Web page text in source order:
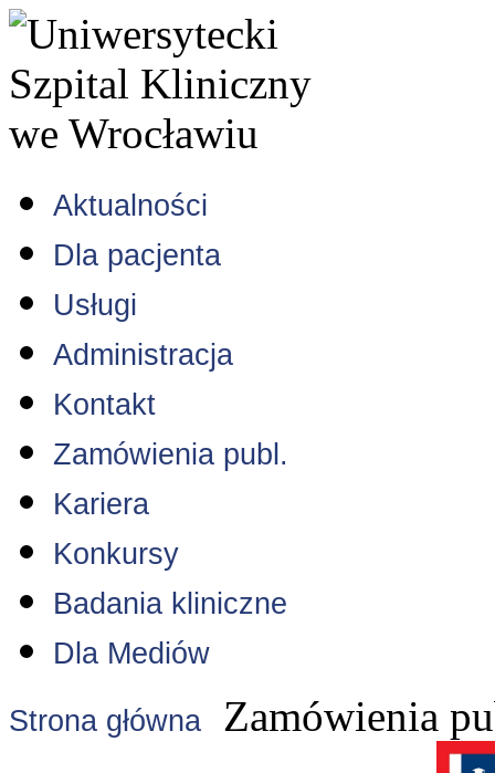
Aktualności
Dla pacjenta
Usługi
Administracja
Kontakt
Zamówienia publ.
Kariera
Konkursy
Badania kliniczne
Dla Mediów
Strona główna Zamówienia